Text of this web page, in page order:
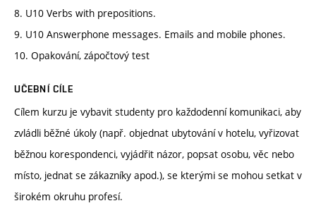
8. U10 Verbs with prepositions.
9. U10 Answerphone messages. Emails and mobile phones.
10. Opakování, zápočtový test
UČEBNÍ CÍLE
Cílem kurzu je vybavit studenty pro každodenní komunikaci, aby
zvládli běžné úkoly (např. objednat ubytování v hotelu, vyřizovat
běžnou korespondenci, vyjádřit názor, popsat osobu, věc nebo
místo, jednat se zákazníky apod.), se kterými se mohou setkat v
širokém okruhu profesí.